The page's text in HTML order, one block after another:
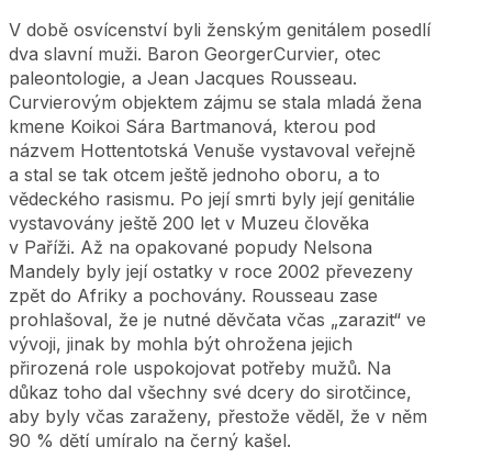
V době osvícenství byli ženským genitálem posedlí
dva slavní muži. Baron GeorgerCurvier, otec
paleontologie, a Jean Jacques Rousseau.
Curvierovým objektem zájmu se stala mladá žena
kmene Koikoi Sára Bartmanová, kterou pod
názvem Hottentotská Venuše vystavoval veřejně
a stal se tak otcem ještě jednoho oboru, a to
vědeckého rasismu. Po její smrti byly její genitálie
vystavovány ještě 200 let v Muzeu člověka
v Paříži. Až na opakované popudy Nelsona
Mandely byly její ostatky v roce 2002 převezeny
zpět do Afriky a pochovány. Rousseau zase
prohlašoval, že je nutné děvčata včas „zarazit“ ve
vývoji, jinak by mohla být ohrožena jejich
přirozená role uspokojovat potřeby mužů. Na
důkaz toho dal všechny své dcery do sirotčince,
aby byly včas zaraženy, přestože věděl, že v něm
90 % dětí umíralo na černý kašel.